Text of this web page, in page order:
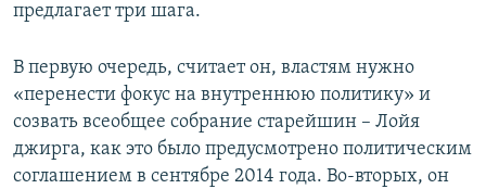
предлагает три шага.
В первую очередь, считает он, властям нужно
«перенести фокус на внутреннюю политику» и
созвать всеобщее собрание старейшин – Лойя
джирга, как это было предусмотрено политическим
соглашением в сентябре 2014 года. Во-вторых, он